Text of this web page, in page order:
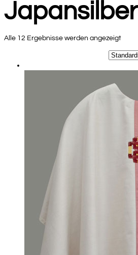
Japansilber
Alle 12 Ergebnisse werden angezeigt